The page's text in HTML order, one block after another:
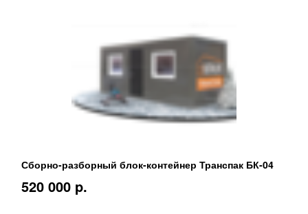
Сборно-разборный блок-контейнер Транспак БК-04
520 000 p.